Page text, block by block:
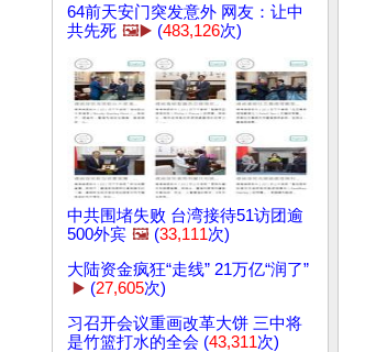
64前天安门突发意外 网友：让中
共先死 🖼️▶️ (483,126次)
中共围堵失败 台湾接待51访团逾
500外宾 🖼️ (33,111次)
大陆资金疯狂“走线” 21万亿“润了”
▶️ (27,605次)
习召开会议重画改革大饼 三中将
是竹篮打水的全会 (43,311次)